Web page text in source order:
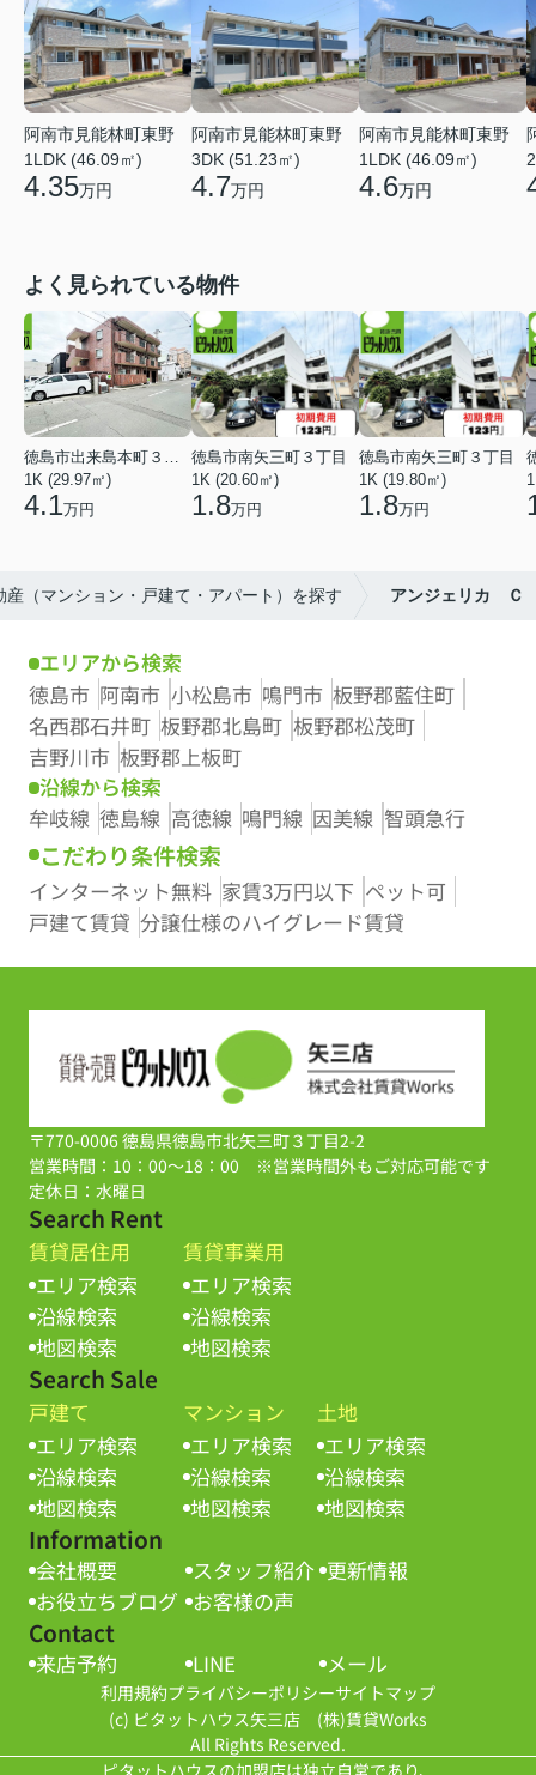
阿南市見能林町東野
1LDK (46.09㎡)
4.35万円
阿南市見能林町東野
3DK (51.23㎡)
4.7万円
阿南市見能林町東野
1LDK (46.09㎡)
4.6万円
よく見られている物件
1K (29.97㎡)
4.1万円
徳島市南矢三町３丁目
1K (20.60㎡)
1.8万円
徳島市南矢三町３丁目
1K (19.80㎡)
1.8万円
（マンション・戸建て・アパート）を探す アンジェリカ Ｃ
エリアから検索
徳島市 阿南市 小松島市 鳴門市 板野郡藍住町
名西郡石井町 板野郡北島町 板野郡松茂町
吉野川市 板野郡上板町
沿線から検索
牟岐線 徳島線 高徳線 鳴門線 因美線 智頭急行
こだわり条件検索
インターネット無料 家賃3万円以下 ペット可
戸建て賃貸 分譲仕様のハイグレード賃貸
〒770-0006 徳島県徳島市北矢三町３丁目2-2
営業時間：10：00～18：00 ※営業時間外もご対応可能です
定休日：水曜日
Search Rent
賃貸居住用
エリア検索
沿線検索
地図検索
賃貸事業用
エリア検索
沿線検索
地図検索
Search Sale
戸建て
エリア検索
沿線検索
地図検索
マンション
エリア検索
沿線検索
地図検索
土地
エリア検索
沿線検索
地図検索
Information
会社概要 スタッフ紹介 更新情報
お役立ちブログ お客様の声
Contact
来店予約 LINE メール
利用規約プライバシーポリシーサイトマップ
(c) ピタットハウス矢三店 (株)賃貸Works
All Rights Reserved.
ピタットハウスの加盟店は独立自営であり、